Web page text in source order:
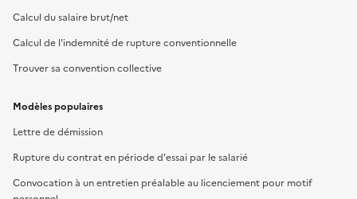
Calcul du salaire brut/net
Calcul de l'indemnité de rupture conventionnelle
Trouver sa convention collective
Modèles populaires
Lettre de démission
Rupture du contrat en période d'essai par le salarié
Convocation à un entretien préalable au licenciement pour motif